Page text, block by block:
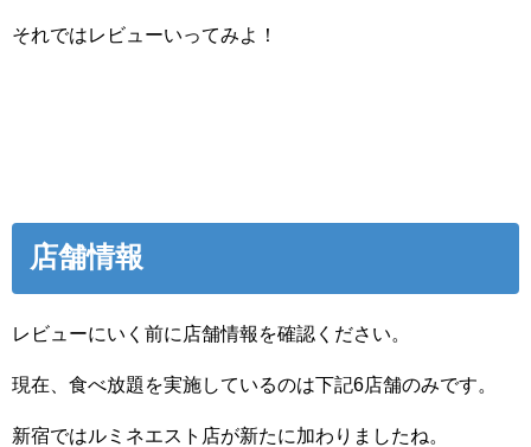
それではレビューいってみよ！
店舗情報
レビューにいく前に店舗情報を確認ください。
現在、食べ放題を実施しているのは下記6店舗のみです。
新宿ではルミネエスト店が新たに加わりましたね。